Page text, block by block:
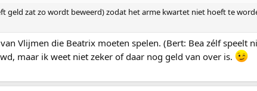
geld zat zo wordt beweerd) zodat het arme kwartet niet hoeft te
Vlijmen die Beatrix moeten spelen. (Bert: Bea zélf speelt
maar ik weet niet zeker of daar nog geld van over is.